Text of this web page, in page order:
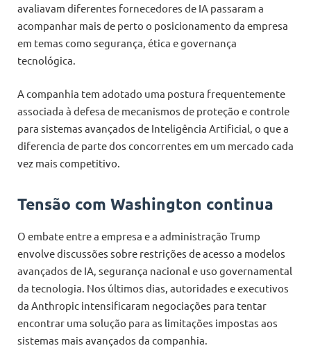
avaliavam diferentes fornecedores de IA passaram a
acompanhar mais de perto o posicionamento da empresa
em temas como segurança, ética e governança
tecnológica.
A companhia tem adotado uma postura frequentemente
associada à defesa de mecanismos de proteção e controle
para sistemas avançados de Inteligência Artificial, o que a
diferencia de parte dos concorrentes em um mercado cada
vez mais competitivo.
Tensão com Washington continua
O embate entre a empresa e a administração Trump
envolve discussões sobre restrições de acesso a modelos
avançados de IA, segurança nacional e uso governamental
da tecnologia. Nos últimos dias, autoridades e executivos
da Anthropic intensificaram negociações para tentar
encontrar uma solução para as limitações impostas aos
sistemas mais avançados da companhia.